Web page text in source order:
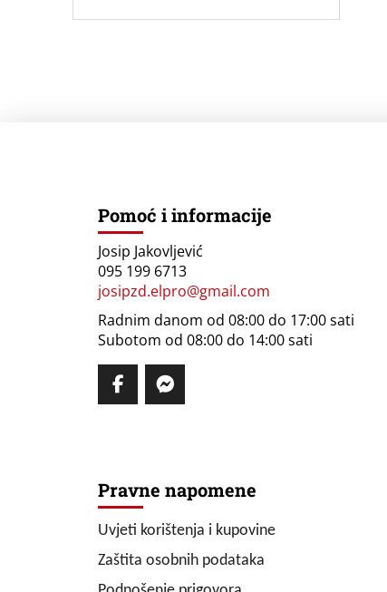
Pomoć i informacije
Josip Jakovljević
095 199 6713
josipzd.elpro@gmail.com
Radnim danom od 08:00 do 17:00 sati
Subotom od 08:00 do 14:00 sati
Pravne napomene
Uvjeti korištenja i kupovine
Zaštita osobnih podataka